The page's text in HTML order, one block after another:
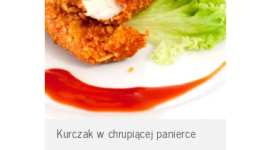
Kurczak w chrupiącej panierce